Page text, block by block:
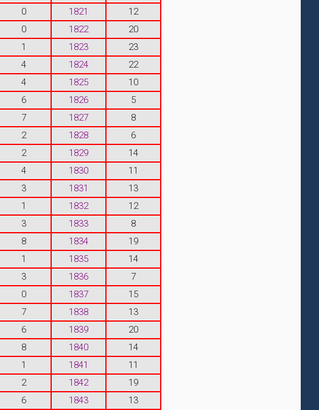
0 1821
12
0 1822
20
1 1823
23
4 1824
22
4 1825
10
6 1826
5
7 1827
8
2 1828
6
2 1829
14
4 1830
11
3 1831
13
1 1832
12
3 1833
8
8 1834
19
1 1835
14
3 1836
7
0 1837
15
7 1838
13
6 1839
20
8 1840
14
1 1841
11
2 1842
19
6 1843 13